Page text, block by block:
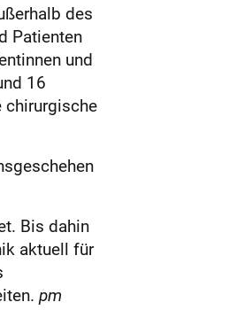
des
Patienten
und
16
chirurgische
Bis dahin
aktuell für
pm